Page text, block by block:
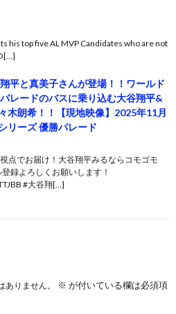
his top five AL MVP Candidates who are not
翔平と真美子さんが登場！！ワールド
レードのバスに乗り込む大谷翔平&
木朗希！！【現地映像】2025年11月
リーズ 優勝パレード
点でお届け！大谷翔平みるならコモゴモ
録よろしくお願いします！
#大谷翔[…]
りません。 ※ が付いている欄は必須項